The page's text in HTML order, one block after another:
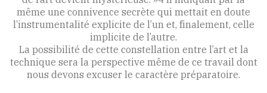
même une connivence secrète qui mettait en doute
l’instrumentalité explicite de l’un et, finalement, celle
implicite de l’autre.
La possibilité de cette constellation entre l’art et la
technique sera la perspective même de ce travail dont
nous devons excuser le caractère préparatoire.